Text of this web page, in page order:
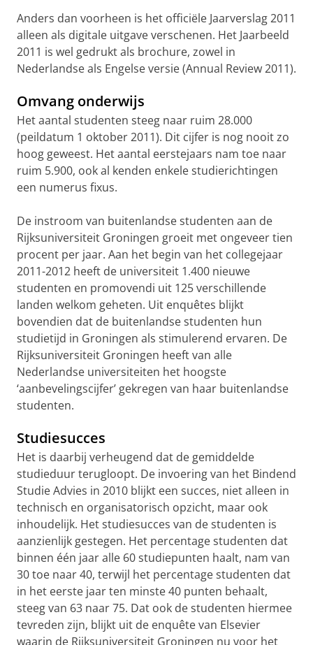
Anders dan voorheen is het officiële Jaarverslag 2011
alleen als digitale uitgave verschenen. Het Jaarbeeld
2011 is wel gedrukt als brochure, zowel in
Nederlandse als Engelse versie (Annual Review 2011).
Omvang onderwijs
Het aantal studenten steeg naar ruim 28.000
(peildatum 1 oktober 2011). Dit cijfer is nog nooit zo
hoog geweest. Het aantal eerstejaars nam toe naar
ruim 5.900, ook al kenden enkele studierichtingen
een numerus fixus.
De instroom van buitenlandse studenten aan de
Rijksuniversiteit Groningen groeit met ongeveer tien
procent per jaar. Aan het begin van het collegejaar
2011-2012 heeft de universiteit 1.400 nieuwe
studenten en promovendi uit 125 verschillende
landen welkom geheten. Uit enquêtes blijkt
bovendien dat de buitenlandse studenten hun
studietijd in Groningen als stimulerend ervaren. De
Rijksuniversiteit Groningen heeft van alle
Nederlandse universiteiten het hoogste
‘aanbevelingscijfer’ gekregen van haar buitenlandse
studenten.
Studiesucces
Het is daarbij verheugend dat de gemiddelde
studieduur terugloopt. De invoering van het Bindend
Studie Advies in 2010 blijkt een succes, niet alleen in
technisch en organisatorisch opzicht, maar ook
inhoudelijk. Het studiesucces van de studenten is
aanzienlijk gestegen. Het percentage studenten dat
binnen één jaar alle 60 studiepunten haalt, nam van
30 toe naar 40, terwijl het percentage studenten dat
in het eerste jaar ten minste 40 punten behaalt,
steeg van 63 naar 75. Dat ook de studenten hiermee
tevreden zijn, blijkt uit de enquête van Elsevier
waarin de Rijksuniversiteit Groningen nu voor het